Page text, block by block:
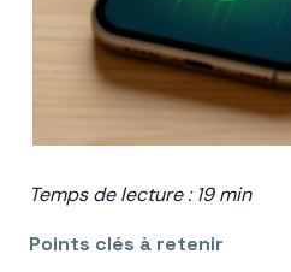
Temps de lecture : 19 min
Points clés à retenir